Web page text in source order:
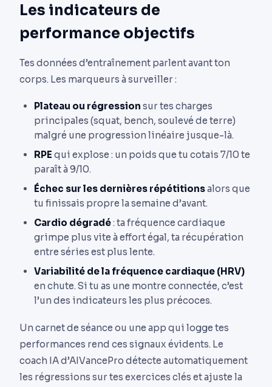
Les indicateurs de
performance objectifs
Tes données d’entraînement parlent avant ton
corps. Les marqueurs à surveiller :
Plateau ou régression sur tes charges
principales (squat, bench, soulevé de terre)
malgré une progression linéaire jusque-là.
RPE qui explose : un poids que tu cotais 7/10 te
paraît à 9/10.
Échec sur les dernières répétitionsalors que
tu finissais propre la semaine d’avant.
Cardio dégradé: ta fréquence cardiaque
grimpe plus vite à effort égal, ta récupération
entre séries est plus lente.
Variabilité de la fréquence cardiaque (HRV)
en chute. Si tu as une montre connectée, c’est
l’un des indicateurs les plus précoces.
Un carnet de séance ou une app qui logge tes
performances rend ces signaux évidents. Le
coach IA d’AIVancePro détecte automatiquement
les régressions sur tes exercices clés et ajuste la